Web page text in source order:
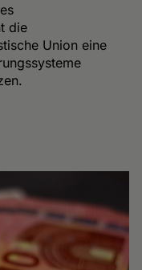
die
Union eine